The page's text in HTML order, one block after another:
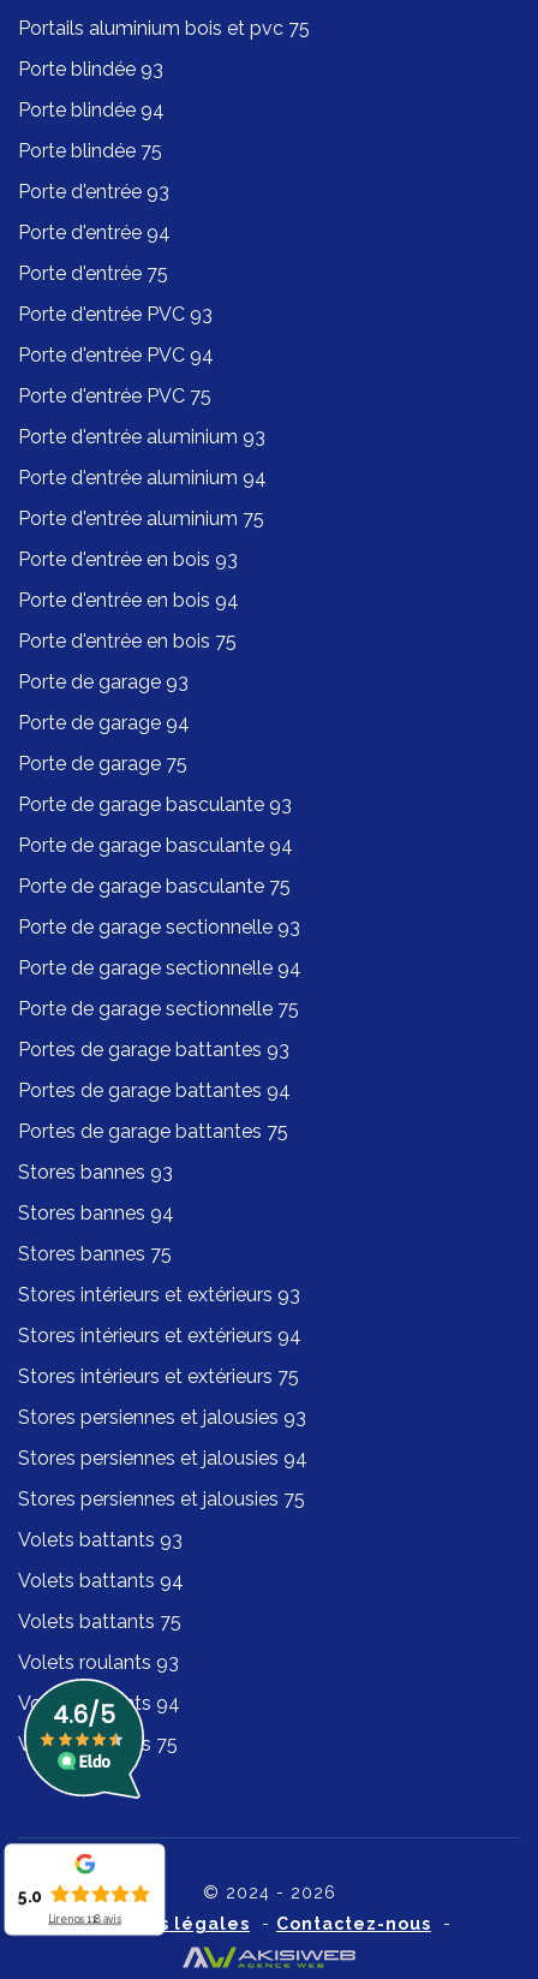
Portails aluminium bois et pvc 75
Porte blindée 93
Porte blindée 94
Porte blindée 75
Porte d'entrée 93
Porte d'entrée 94
Porte d'entrée 75
Porte d'entrée PVC 93
Porte d'entrée PVC 94
Porte d'entrée PVC 75
Porte d'entrée aluminium 93
Porte d'entrée aluminium 94
Porte d'entrée aluminium 75
Porte d'entrée en bois 93
Porte d'entrée en bois 94
Porte d'entrée en bois 75
Porte de garage 93
Porte de garage 94
Porte de garage 75
Porte de garage basculante 93
Porte de garage basculante 94
Porte de garage basculante 75
Porte de garage sectionnelle 93
Porte de garage sectionnelle 94
Porte de garage sectionnelle 75
Portes de garage battantes 93
Portes de garage battantes 94
Portes de garage battantes 75
Stores bannes 93
Stores bannes 94
Stores bannes 75
Stores intérieurs et extérieurs 93
Stores intérieurs et extérieurs 94
Stores intérieurs et extérieurs 75
Stores persiennes et jalousies 93
Stores persiennes et jalousies 94
Stores persiennes et jalousies 75
Volets battants 93
Volets battants 94
Volets battants 75
Volets roulants 93
Volets roulants 94
Volets roulants 75
© 2024 - 2026
Mentions légales - Contactez-nous -
5.0
Lire nos 118 avis